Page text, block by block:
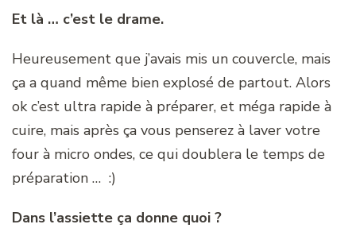
Et là … c’est le drame.
Heureusement que j’avais mis un couvercle, mais
ça a quand même bien explosé de partout. Alors
ok c’est ultra rapide à préparer, et méga rapide à
cuire, mais après ça vous penserez à laver votre
four à micro ondes, ce qui doublera le temps de
préparation … :)
Dans l’assiette ça donne quoi ?